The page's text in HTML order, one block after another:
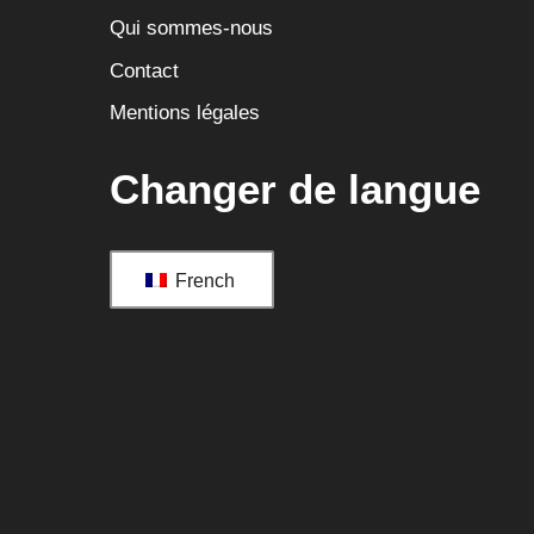
Qui sommes-nous
Contact
Mentions légales
Changer de langue
French